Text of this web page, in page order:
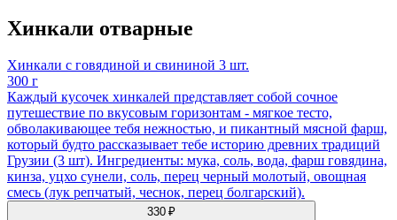
Хинкали отварные
Хинкали с говядиной и свининой 3 шт.
300 г
Каждый кусочек хинкалей представляет собой сочное
путешествие по вкусовым горизонтам - мягкое тесто,
обволакивающее тебя нежностью, и пикантный мясной фарш,
который будто рассказывает тебе историю древних традиций
Грузии (3 шт). Ингредиенты: мука, соль, вода, фарш говядина,
кинза, уцхо сунели, соль, перец черный молотый, овощная
смесь (лук репчатый, чеснок, перец болгарский).
330 ₽